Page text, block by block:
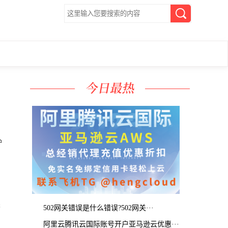
502网关错误是什么错误?502网关···
阿里云腾讯云国际账号开户亚马逊云优惠···